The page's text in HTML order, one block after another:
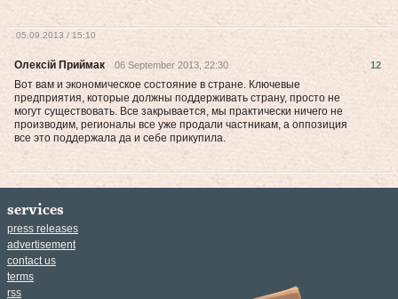
05.09.2013 / 15:10
Олексій Приймак 06 September 2013, 22:30
Вот вам и экономическое состояние в стране. Ключевые
предприятия, которые должны поддерживать страну, просто не
могут существовать. Все закрывается, мы практически ничего не
производим, регионалы все уже продали частникам, а оппозиция
все это поддержала да и себе прикупила.
12
services
press releases
advertisement
contact us
terms
rss